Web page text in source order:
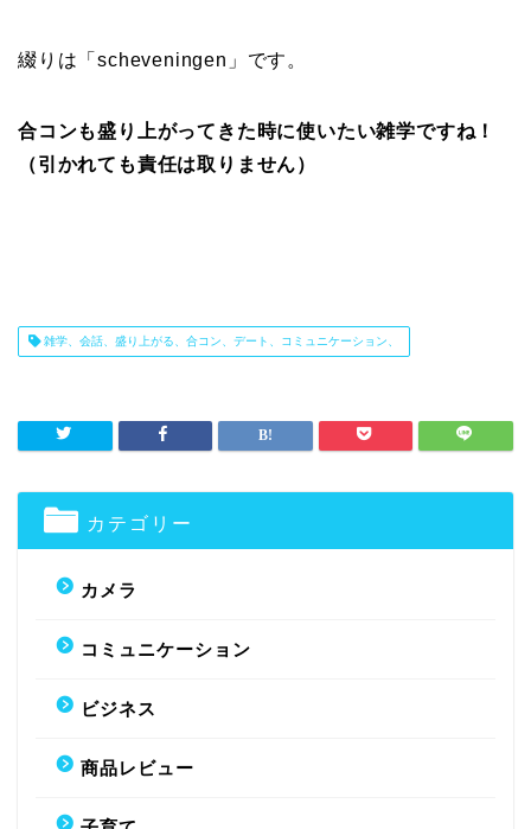
綴りは「scheveningen」です。
合コンも盛り上がってきた時に使いたい雑学ですね！
（引かれても責任は取りません）
雑学、会話、盛り上がる、合コン、デート、コミュニケーション、
カテゴリー
カメラ
コミュニケーション
ビジネス
商品レビュー